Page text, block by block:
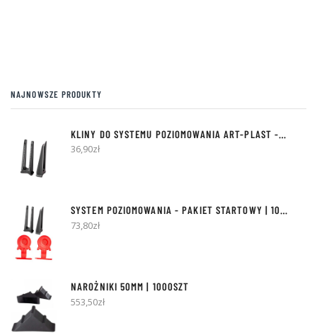
NAJNOWSZE PRODUKTY
KLINY DO SYSTEMU POZIOMOWANIA ART-PLAST - 300SZT
36,90zł
SYSTEM POZIOMOWANIA - PAKIET STARTOWY | 100 KLINÓW + 500 KLIPSÓW
73,80zł
NAROŻNIKI 50MM | 1000SZT
553,50zł